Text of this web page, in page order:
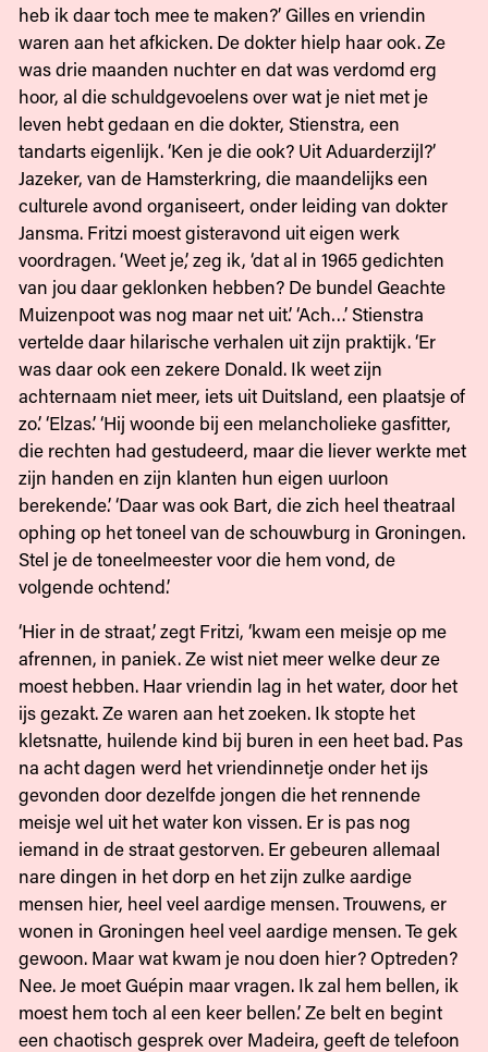
heb ik daar toch mee te maken?’ Gilles en vriendin
waren aan het afkicken. De dokter hielp haar ook. Ze
was drie maanden nuchter en dat was verdomd erg
hoor, al die schuldgevoelens over wat je niet met je
leven hebt gedaan en die dokter, Stienstra, een
tandarts eigenlijk. ‘Ken je die ook? Uit Aduarderzijl?’
Jazeker, van de Hamsterkring, die maandelijks een
culturele avond organiseert, onder leiding van dokter
Jansma. Fritzi moest gisteravond uit eigen werk
voordragen. ‘Weet je,’ zeg ik, ‘dat al in 1965 gedichten
van jou daar geklonken hebben? De bundel Geachte
Muizenpoot was nog maar net uit.’ ‘Ach…’ Stienstra
vertelde daar hilarische verhalen uit zijn praktijk. ‘Er
was daar ook een zekere Donald. Ik weet zijn
achternaam niet meer, iets uit Duitsland, een plaatsje of
zo.’ ‘Elzas.’ ‘Hij woonde bij een melancholieke gasfitter,
die rechten had gestudeerd, maar die liever werkte met
zijn handen en zijn klanten hun eigen uurloon
berekende.’ ‘Daar was ook Bart, die zich heel theatraal
ophing op het toneel van de schouwburg in Groningen.
Stel je de toneelmeester voor die hem vond, de
volgende ochtend.’
‘Hier in de straat,’ zegt Fritzi, ‘kwam een meisje op me
afrennen, in paniek. Ze wist niet meer welke deur ze
moest hebben. Haar vriendin lag in het water, door het
ijs gezakt. Ze waren aan het zoeken. Ik stopte het
kletsnatte, huilende kind bij buren in een heet bad. Pas
na acht dagen werd het vriendinnetje onder het ijs
gevonden door dezelfde jongen die het rennende
meisje wel uit het water kon vissen. Er is pas nog
iemand in de straat gestorven. Er gebeuren allemaal
nare dingen in het dorp en het zijn zulke aardige
mensen hier, heel veel aardige mensen. Trouwens, er
wonen in Groningen heel veel aardige mensen. Te gek
gewoon. Maar wat kwam je nou doen hier? Optreden?
Nee. Je moet Guépin maar vragen. Ik zal hem bellen, ik
moest hem toch al een keer bellen.’ Ze belt en begint
een chaotisch gesprek over Madeira, geeft de telefoon